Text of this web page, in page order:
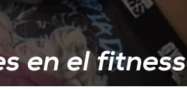
en el fitness